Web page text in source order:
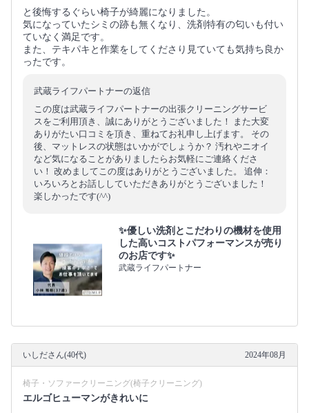
と後悔するぐらい椅子が綺麗になりました。
気になっていたシミの跡も無くなり、洗剤特有の匂いも付い
ていなく満足です。
また、テキパキと作業をしてくださり見ていても気持ち良か
ったです。
武蔵ライフパートナーの返信
この度は武蔵ライフパートナーの出張クリーニングサービ
スをご利用頂き、誠にありがとうございました！ また大変
ありがたい口コミを頂き、重ねてお礼申し上げます。 その
後、マットレスの状態はいかがでしょうか？ 汚れやニオイ
など気になることがありましたらお気軽にご連絡くださ
い！ 改めましてこの度はありがとうございました。 追伸：
いろいろとお話ししていただきありがとうございました！
楽しかったです(^^)
✨優しい洗剤とこだわりの機材を使用
した高いコストパフォーマンスが売り
のお店です✨
武蔵ライフパートナー
いしださん(40代) 2024年08月
椅子・ソファークリーニング(椅子クリーニング)
エルゴヒューマンがきれいに